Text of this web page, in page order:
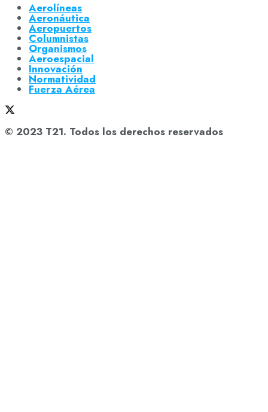
Aerolíneas
Aeronáutica
Aeropuertos
Columnistas
Organismos
Aeroespacial
Innovación
Normatividad
Fuerza Aérea
© 2023 T21. Todos los derechos reservados